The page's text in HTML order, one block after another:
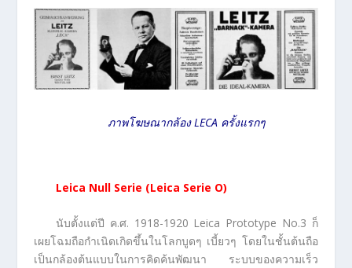
ภาพโฆษณากล้อง LECA ครั้งแรกๆ
Leica Null Serie (Leica Serie O)
นับตั้งแต่ปี ค.ศ. 1918-1920 Leica Prototype No.3 ก็
เผยโฉมถือกำเนิดเกิดขึ้นในโลกบูดๆ เบี้ยวๆ โดยในชั้นต้นถือ
เป็นกล้องต้นแบบในการคิดค้นพัฒนา ระบบของความเร็ว